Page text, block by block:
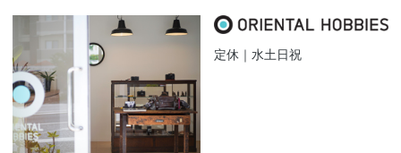
定休｜水土日祝